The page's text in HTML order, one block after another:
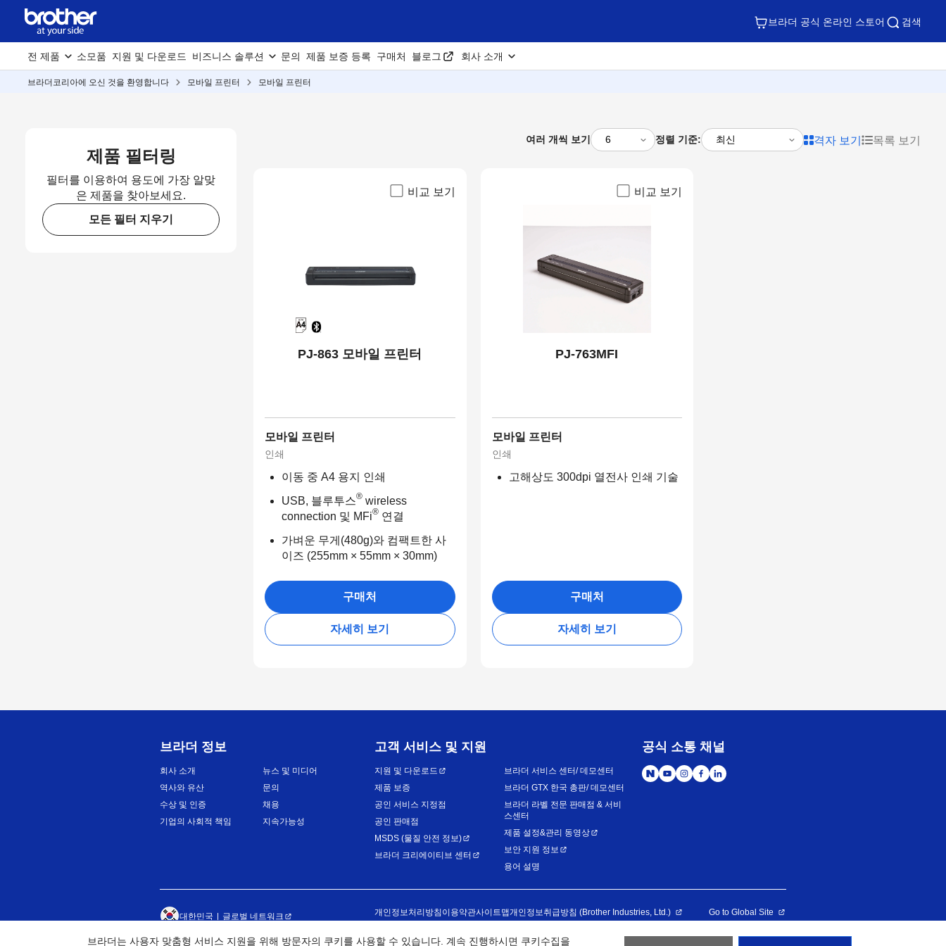
브라더 공식 온라인 스토어 검색
전 제품 소모품 지원 및 다운로드 비즈니스 솔루션 문의 제품 보증 등록 구매처 블로그 회사 소개
브라더코리아에 오신 것을 환영합니다 모바일 프린터 모바일 프린터
제품 필터링
필터를 이용하여 용도에 가장 알맞
은 제품을 찾아보세요.
모든 필터 지우기
여러 개씩 보기 정렬 기준: 격자 보기 목록 보기
비교 보기
PJ-863 모바일 프린터
모바일 프린터
인쇄
이동 중 A4 용지 인쇄
USB, 블루투스® wireless
connection 및 MFi® 연결
가벼운 무게(480g)와 컴팩트한 사
이즈 (255mm × 55mm × 30mm)
구매처
자세히 보기
비교 보기
PJ-763MFI
모바일 프린터
인쇄
고해상도 300dpi 열전사 인쇄 기술
구매처
자세히 보기
브라더 정보
회사 소개
역사와 유산
수상 및 인증
기업의 사회적 책임
뉴스 및 미디어
문의
채용
지속가능성
고객 서비스 및 지원
지원 및 다운로드
제품 보증
공인 서비스 지정점
공인 판매점
MSDS (물질 안전 정보)
브라더 크리에이티브 센터
브라더 서비스 센터/ 데모센터
브라더 GTX 한국 총판/ 데모센터
브라더 라벨 전문 판매점 & 서비
스센터
제품 설정&관리 동영상
보안 지원 정보
용어 설명
공식 소통 채널
대한민국 글로벌 네트워크 개인정보처리방침 이용약관사이트맵개인정보취급방침 (Brother Industries, Ltd.) Go to Global Site
브라더는 사용자 맞춤형 서비스 지원을 위해 방문자의 쿠키를 사용할 수 있습니다. 계속 진행하시면 쿠키수집을